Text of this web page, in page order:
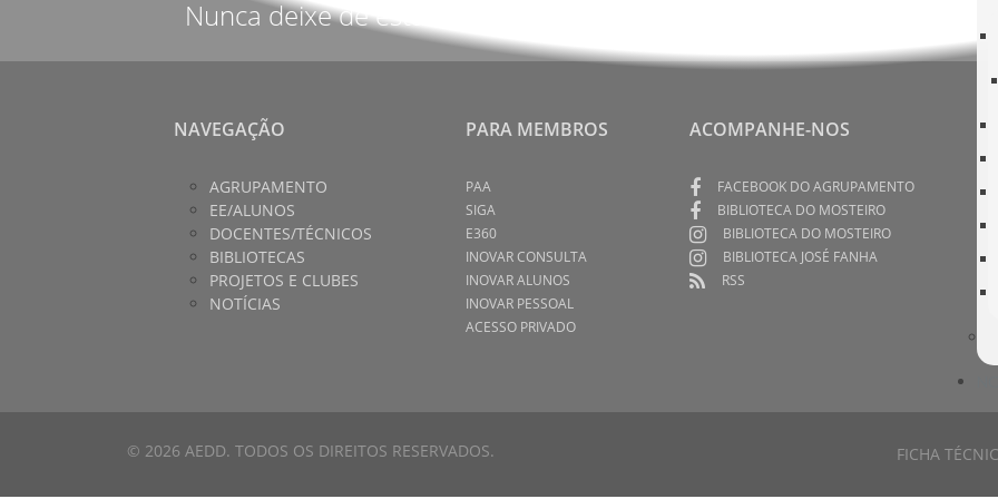
Nunca deixe de estar informado! Esclareça as suas dúvidas!
NAVEGAÇÃO
AGRUPAMENTO
EE/ALUNOS
DOCENTES/TÉCNICOS
BIBLIOTECAS
PROJETOS E CLUBES
NOTÍCIAS
PARA MEMBROS
PAA
SIGA
E360
INOVAR CONSULTA
INOVAR ALUNOS
INOVAR PESSOAL
ACESSO PRIVADO
ACOMPANHE-NOS
FACEBOOK DO AGRUPAMENTO
BIBLIOTECA DO MOSTEIRO
BIBLIOTECA DO MOSTEIRO
BIBLIOTECA JOSÉ FANHA
RSS
© 2026 AEDD. TODOS OS DIREITOS RESERVADOS. FICHA